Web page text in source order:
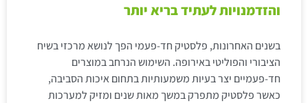
והזדמנויות לעתיד בריא יותר
בשנים האחרונות, פלסטיק חד-פעמי הפך לנושא מרכזי בשיח
הציבורי והפוליטי באירופה. השימוש הנרחב במוצרים
חד-פעמיים יצר בעיות משמעותיות בתחום איכות הסביבה,
כאשר פלסטיק מתפרק במשך מאות שנים ומזיק למערכות